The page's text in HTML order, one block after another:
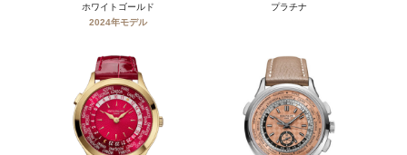
ホワイトゴールド
2024年モデル
プラチナ